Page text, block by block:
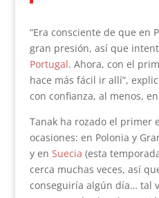
“Era consciente de que en
gran presión, así que
Portugal. Ahora, con el
hace más fácil ir allí”,
con confianza, al menos,
Tanak ha rozado el primer
ocasiones: en Polonia y
y en Suecia (esta
cerca muchas veces, así
conseguiría algún día… tal